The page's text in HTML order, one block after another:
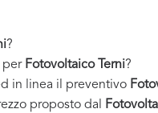
?
per Fotovoltaico Terni?
in linea il preventivo
proposto dal